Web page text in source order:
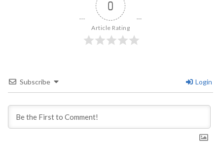
0
Article Rating
Subscribe Login